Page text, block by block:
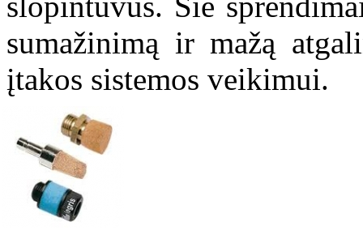
sumažinimą ir mažą
įtakos sistemos veikimui.